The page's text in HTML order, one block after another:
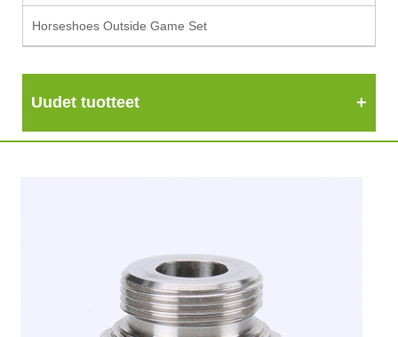
Horseshoes Outside Game Set
Uudet tuotteet